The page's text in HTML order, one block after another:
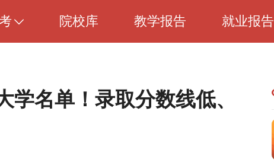
院校库 教学报告 就业报告
名单！录取分数线低、